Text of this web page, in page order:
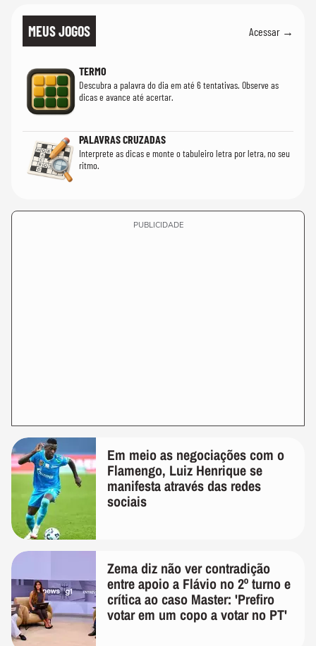
MEUS JOGOS Acessar →
TERMO
Descubra a palavra do dia em até 6 tentativas. Observe as
dicas e avance até acertar.
PALAVRAS CRUZADAS
Interprete as dicas e monte o tabuleiro letra por letra, no seu
ritmo.
PUBLICIDADE
Em meio as negociações com o
Flamengo, Luiz Henrique se
manifesta através das redes
sociais
Zema diz não ver contradição
entre apoio a Flávio no 2º turno e
crítica ao caso Master: 'Prefiro
votar em um copo a votar no PT'